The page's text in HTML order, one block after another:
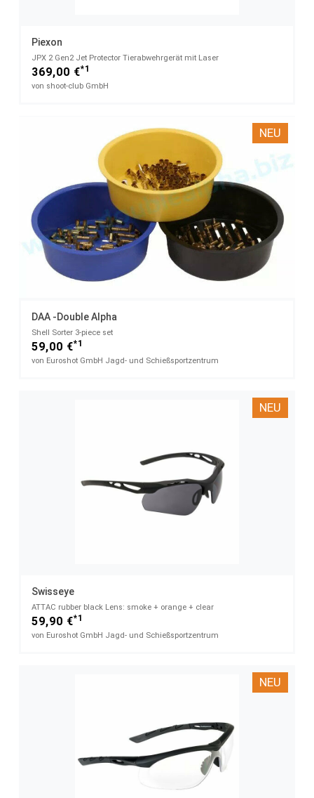
Piexon
JPX 2 Gen2 Jet Protector Tierabwehrgerät mit Laser
369,00 €*1
von shoot-club GmbH
NEU
DAA -Double Alpha
Shell Sorter​ 3-piece set
59,00 €*1
von Euroshot GmbH Jagd- und Schießsportzentrum
NEU
Swisseye
ATTAC rubber black​ Lens: smoke + orange + clear
59,90 €*1
von Euroshot GmbH Jagd- und Schießsportzentrum
NEU